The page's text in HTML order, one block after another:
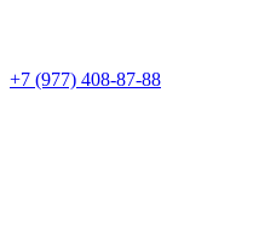
+7 (977) 408-87-88